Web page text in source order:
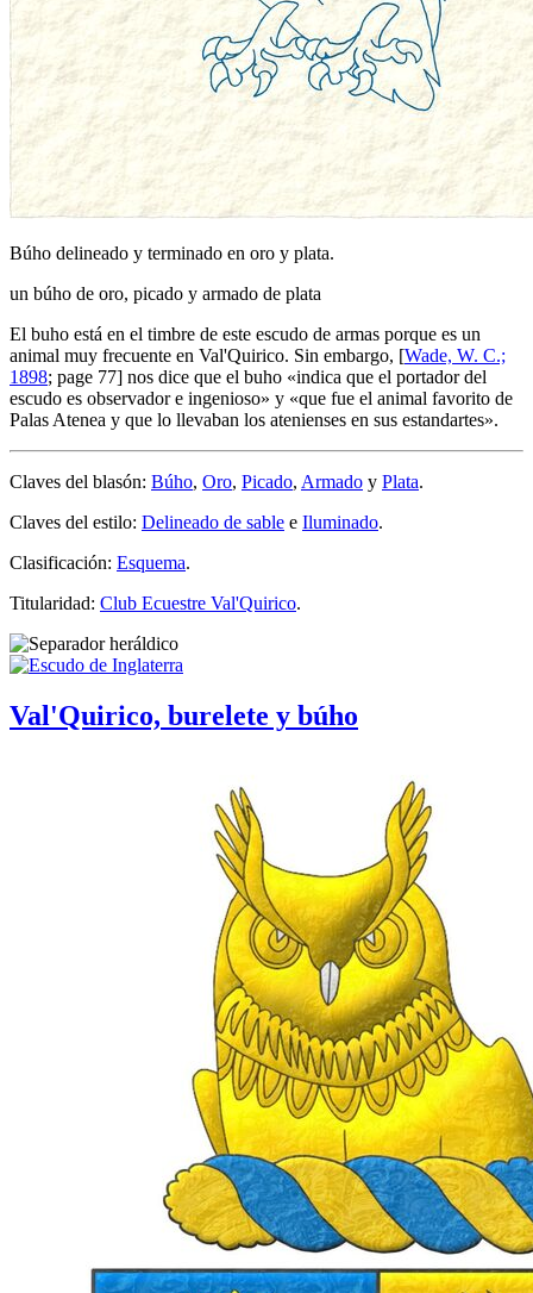
Búho delineado y terminado en oro y plata.
un búho de oro, picado y armado de plata
El buho está en el timbre de este escudo de armas porque es un
animal muy frecuente en Val'Quirico. Sin embargo, [Wade, W. C.;
1898; page 77] nos dice que el buho «indica que el portador del
escudo es observador e ingenioso» y «que fue el animal favorito de
Palas Atenea y que lo llevaban los atenienses en sus estandartes».
Claves del blasón: Búho, Oro, Picado, Armado y Plata.
Claves del estilo: Delineado de sable e Iluminado.
Clasificación: Esquema.
Titularidad: Club Ecuestre Val'Quirico.
Val'Quirico, burelete y búho